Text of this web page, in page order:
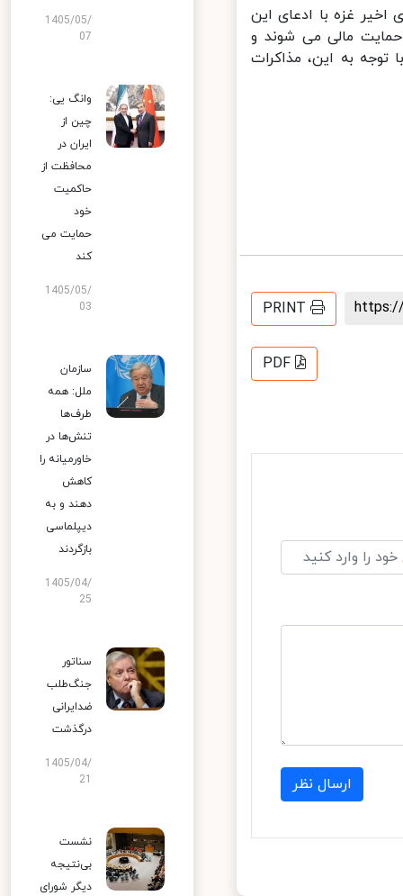
غزه با ادعای این
مالی می شوند و
به این، مذاکرات
PRINT
PDF
ارسال نظر
1405/05/
07
وانگ یی:
چین از
ایران در
محافظت از
حاکمیت
خود
حمایت می
کند
1405/05/
03
سازمان
ملل: همه
طرف‌ها
تنش‌ها در
خاورمیانه را
کاهش
دهند و به
دیپلماسی
بازگردند
1405/04/
25
سناتور
جنگ‌طلب
ضدایرانی
درگذشت
1405/04/
نشست
بی‌نتیجه
دیگر شورای